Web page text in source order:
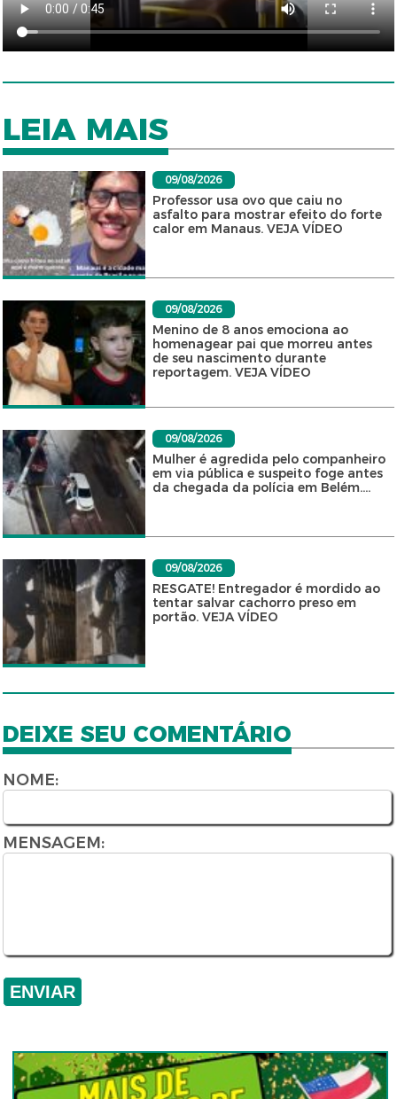
LEIA MAIS
09/08/2026
Professor usa ovo que caiu no
asfalto para mostrar efeito do forte
calor em Manaus. VEJA VÍDEO
09/08/2026
Menino de 8 anos emociona ao
homenagear pai que morreu antes
de seu nascimento durante
reportagem. VEJA VÍDEO
09/08/2026
Mulher é agredida pelo companheiro
em via pública e suspeito foge antes
da chegada da polícia em Belém....
09/08/2026
RESGATE! Entregador é mordido ao
tentar salvar cachorro preso em
portão. VEJA VÍDEO
DEIXE SEU COMENTÁRIO
NOME:
MENSAGEM: